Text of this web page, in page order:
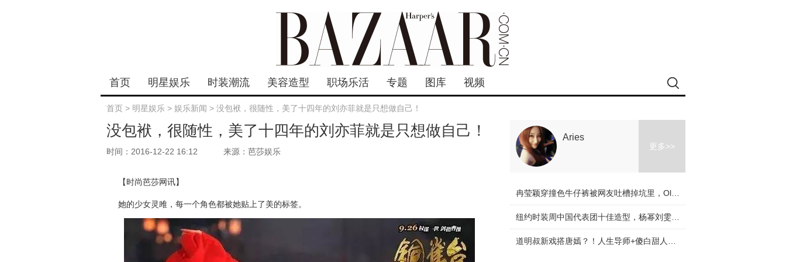
首页 明星娱乐 时装潮流 美容造型 职场乐活 专题 图库 视频
首页 > 明星娱乐 > 娱乐新闻 > 没包袱，很随性，美了十四年的刘亦菲就是只想做自己！
没包袱，很随性，美了十四年的刘亦菲就是只想做自己！
时间：2016-12-22 16:12 来源：芭莎娱乐
【时尚芭莎网讯】
她的少女灵雎，每一个角色都被她贴上了美的标签。
Aries
更多>>